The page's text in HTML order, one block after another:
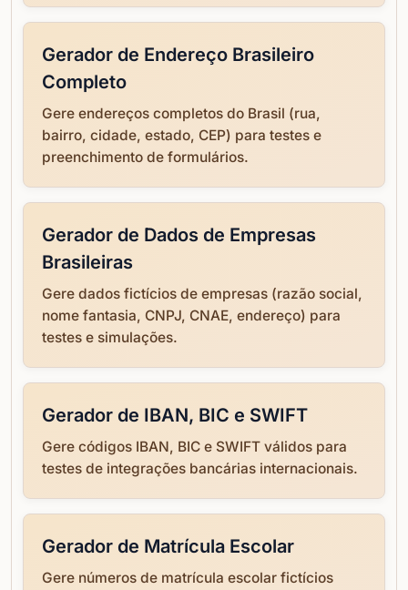
Gerador de Endereço Brasileiro
Completo
Gere endereços completos do Brasil (rua,
bairro, cidade, estado, CEP) para testes e
preenchimento de formulários.
Gerador de Dados de Empresas
Brasileiras
Gere dados fictícios de empresas (razão social,
nome fantasia, CNPJ, CNAE, endereço) para
testes e simulações.
Gerador de IBAN, BIC e SWIFT
Gere códigos IBAN, BIC e SWIFT válidos para
testes de integrações bancárias internacionais.
Gerador de Matrícula Escolar
Gere números de matrícula escolar fictícios